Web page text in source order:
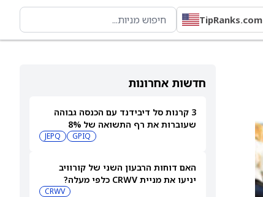
TipRanks.com
חדשות אחרונות
3 קרנות סל דיבידנד עם הכנסה גבוהה
שעוברות את רף התשואה של 8%
GPIQ
JEPQ
האם דוחות הרבעון השני של קורוויב
יניעו את מניית CRWV כלפי מעלה?
CRWV